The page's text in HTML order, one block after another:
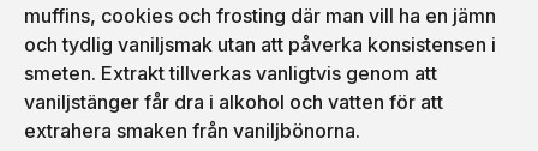
muffins, cookies och frosting där man vill ha en jämn
och tydlig vaniljsmak utan att påverka konsistensen i
smeten. Extrakt tillverkas vanligtvis genom att
vaniljstänger får dra i alkohol och vatten för att
extrahera smaken från vaniljbönorna.